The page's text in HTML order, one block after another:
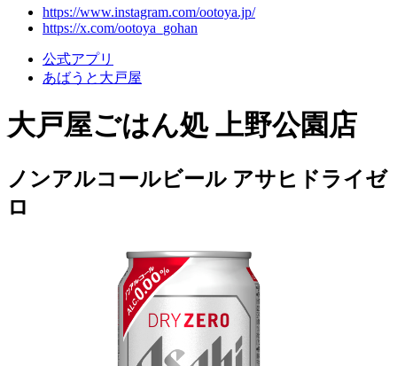
https://www.instagram.com/ootoya.jp/
https://x.com/ootoya_gohan
公式アプリ
あばうと大戸屋
大戸屋ごはん処 上野公園店
ノンアルコールビール アサヒドライゼ
ロ